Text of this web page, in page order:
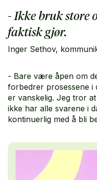
- Ikke bruk store
faktisk gjør.
Inger Sethov,
- Bare være åpen om
forbedrer prosessene i
er vanskelig. Jeg tror
ikke har alle svarene i
kontinuerlig med å bli